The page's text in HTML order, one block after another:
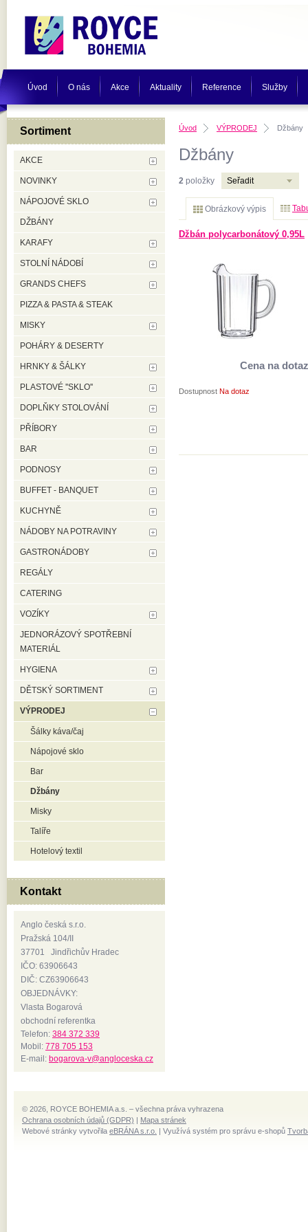
Úvod O nás Akce Aktuality Reference Služby
Úvod VÝPRODEJ Džbány
Džbány
2 položky Seřadit
Obrázkový výpis
Džbán polycarbonátový 0,95L
Cena na dotaz
Dostupnost Na dotaz
Sortiment
AKCE
NOVINKY
NÁPOJOVÉ SKLO
DŽBÁNY
KARAFY
STOLNÍ NÁDOBÍ
GRANDS CHEFS
PIZZA & PASTA & STEAK
MISKY
POHÁRY & DESERTY
HRNKY & ŠÁLKY
PLASTOVÉ ''SKLO''
DOPLŇKY STOLOVÁNÍ
PŘÍBORY
BAR
PODNOSY
BUFFET - BANQUET
KUCHYNĚ
NÁDOBY NA POTRAVINY
GASTRONÁDOBY
REGÁLY
CATERING
VOZÍKY
JEDNORÁZOVÝ SPOTŘEBNÍ
MATERIÁL
HYGIENA
DĚTSKÝ SORTIMENT
VÝPRODEJ
Šálky káva/čaj
Nápojové sklo
Bar
Džbány
Misky
Talíře
Hotelový textil
Kontakt
Anglo česká s.r.o.
Pražská 104/II
37701 Jindřichův Hradec
IČO: 63906643
DIČ: CZ63906643
OBJEDNÁVKY:
Vlasta Bogarová
obchodní referentka
Telefon: 384 372 339
Mobil: 778 705 153
E-mail: bogarova-v@angloceska.cz
© 2026, ROYCE BOHEMIA a.s. – všechna práva vyhrazena
Ochrana osobních údajů (GDPR) | Mapa stránek
Webové stránky vytvořila eBRÁNA s.r.o. | Využívá systém pro správu e-shopů